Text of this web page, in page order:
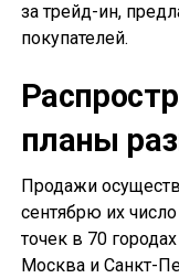
за трейд-ин,
покупателей.
планы
Продажи
сентябрю их
точек в 70
Москва и Санкт-